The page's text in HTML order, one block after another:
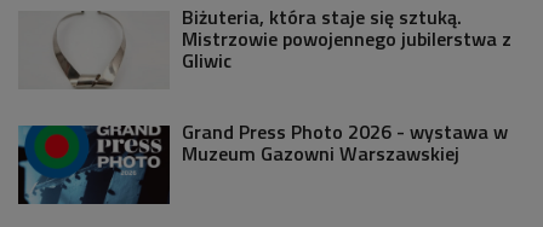
Biżuteria, która staje się sztuką.
Mistrzowie powojennego jubilerstwa z
Gliwic
Grand Press Photo 2026 - wystawa w
Muzeum Gazowni Warszawskiej